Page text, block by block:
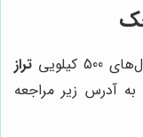
تراز
آدرس زیر مراجعه